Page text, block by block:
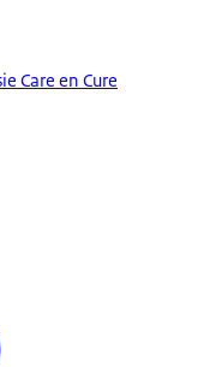
Care en Cure